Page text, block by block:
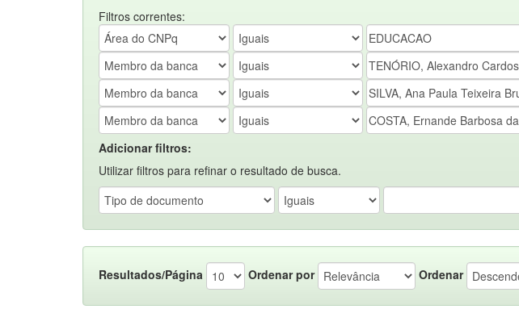
Filtros correntes:
Adicionar filtros:
Utilizar filtros para refinar o resultado de busca.
Resultados/Página Ordenar por Ordenar